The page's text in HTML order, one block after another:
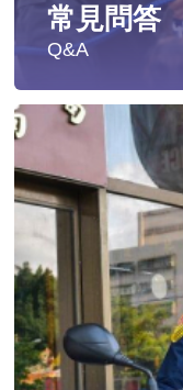
常見問答
Q&A
遭受性侵害時
發生性侵害案
發生性侵害案
遇到性騷擾案
當你遭受到家